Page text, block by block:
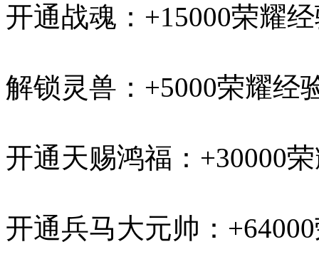
开通战魂：+15000荣耀
解锁灵兽：+5000荣耀经
开通天赐鸿福：+30000
开通兵马大元帅：